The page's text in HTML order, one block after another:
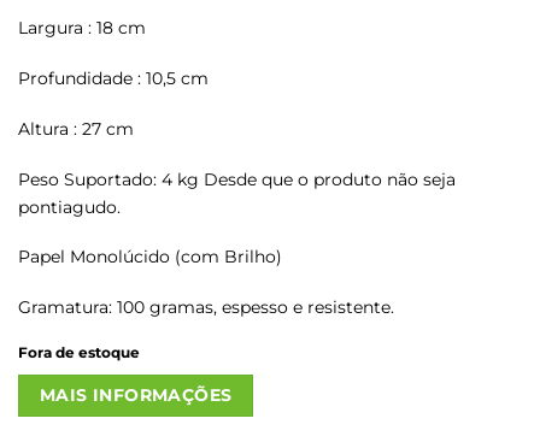
Largura : 18 cm
Profundidade : 10,5 cm
Altura : 27 cm
Peso Suportado: 4 kg Desde que o produto não seja
pontiagudo.
Papel Monolúcido (com Brilho)
Gramatura: 100 gramas, espesso e resistente.
Fora de estoque
MAIS INFORMAÇÕES